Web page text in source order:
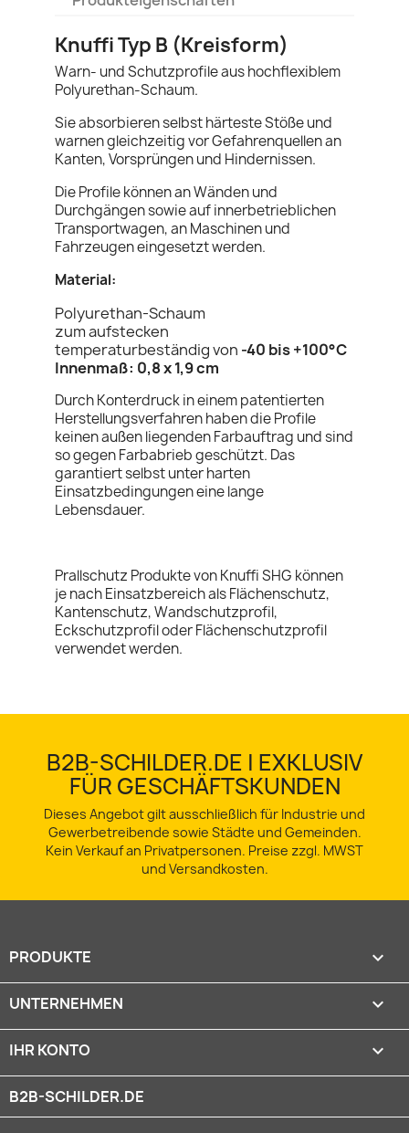
Knuffi Typ B (Kreisform)
Warn- und Schutzprofile aus hochflexiblem
Polyurethan-Schaum.
Sie absorbieren selbst härteste Stöße und
warnen gleichzeitig vor Gefahrenquellen an
Kanten, Vorsprüngen und Hindernissen.
Die Profile können an Wänden und
Durchgängen sowie auf innerbetrieblichen
Transportwagen, an Maschinen und
Fahrzeugen eingesetzt werden.
Material:
Polyurethan-Schaum
zum aufstecken
temperaturbeständig von -40 bis +100°C
Innenmaß: 0,8 x 1,9 cm
Durch Konterdruck in einem patentierten
Herstellungsverfahren haben die Profile
keinen außen liegenden Farbauftrag und sind
so gegen Farbabrieb geschützt. Das
garantiert selbst unter harten
Einsatzbedingungen eine lange
Lebensdauer.
Prallschutz Produkte von Knuffi SHG können
je nach Einsatzbereich als Flächenschutz,
Kantenschutz, Wandschutzprofil,
Eckschutzprofil oder Flächenschutzprofil
verwendet werden.
B2B-SCHILDER.DE | EXKLUSIV
FÜR GESCHÄFTSKUNDEN
Dieses Angebot gilt ausschließlich für Industrie und
Gewerbetreibende sowie Städte und Gemeinden.
Kein Verkauf an Privatpersonen. Preise zzgl. MWST
und Versandkosten.
PRODUKTE 
UNTERNEHMEN 
IHR KONTO 
B2B-SCHILDER.DE